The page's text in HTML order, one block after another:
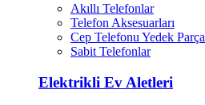
Akıllı Telefonlar
Telefon Aksesuarları
Cep Telefonu Yedek Parça
Sabit Telefonlar
Elektrikli Ev Aletleri